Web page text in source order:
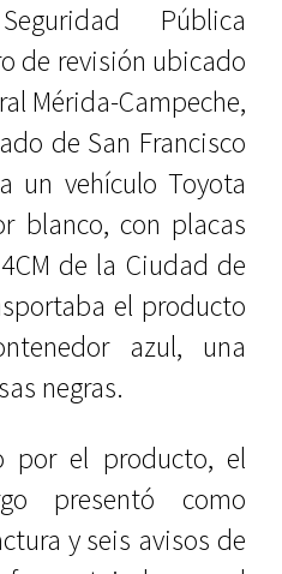
Pública
de revisión ubicado
Mérida-Campeche,
de San Francisco
un vehículo Toyota
blanco, con placas
de la Ciudad de
el producto
azul, una
negras.
por el producto, el
presentó como
y seis avisos de